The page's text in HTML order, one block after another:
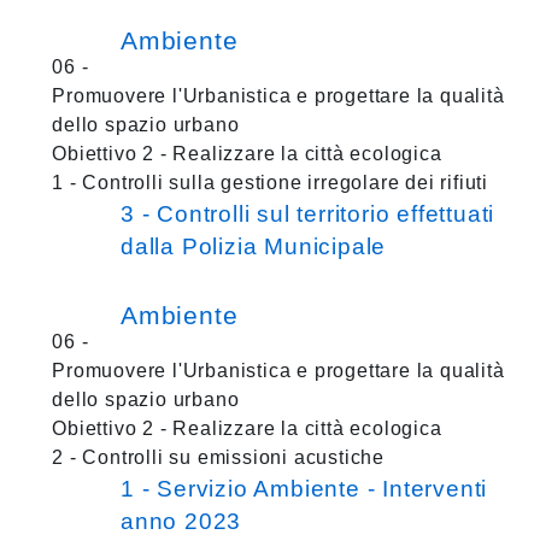
Ambiente
06 -
Promuovere l'Urbanistica e progettare la qualità
dello spazio urbano
Obiettivo 2 - Realizzare la città ecologica
1 - Controlli sulla gestione irregolare dei rifiuti
3 - Controlli sul territorio effettuati
dalla Polizia Municipale
Ambiente
06 -
Promuovere l'Urbanistica e progettare la qualità
dello spazio urbano
Obiettivo 2 - Realizzare la città ecologica
2 - Controlli su emissioni acustiche
1 - Servizio Ambiente - Interventi
anno 2023